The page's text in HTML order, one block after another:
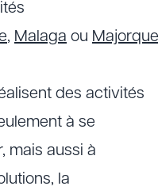
, Malaga ou Majorque
des activités
à se
mais aussi à
la